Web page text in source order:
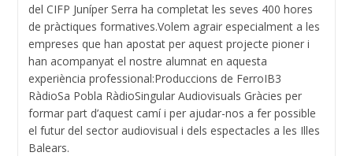
del CIFP Juníper Serra ha completat les seves 400 hores
de pràctiques formatives.Volem agrair especialment a les
empreses que han apostat per aquest projecte pioner i
han acompanyat el nostre alumnat en aquesta
experiència professional:Produccions de FerroIB3
RàdioSa Pobla RàdioSingular Audiovisuals Gràcies per
formar part d’aquest camí i per ajudar-nos a fer possible
el futur del sector audiovisual i dels espectacles a les Illes
Balears.